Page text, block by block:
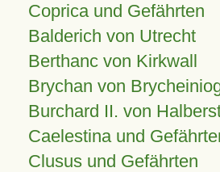
Coprica und Gefährten
Balderich von Utrecht
Berthanc von Kirkwall
Brychan von
Burchard II. von
Caelestina und
Clusus und Gefährten